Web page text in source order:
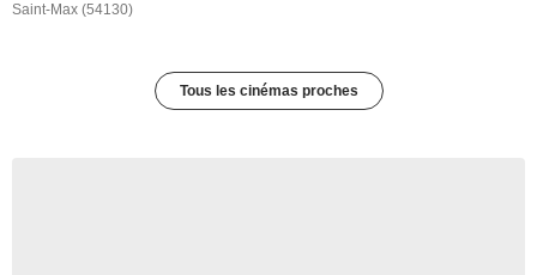
Saint-Max (54130)
Tous les cinémas proches